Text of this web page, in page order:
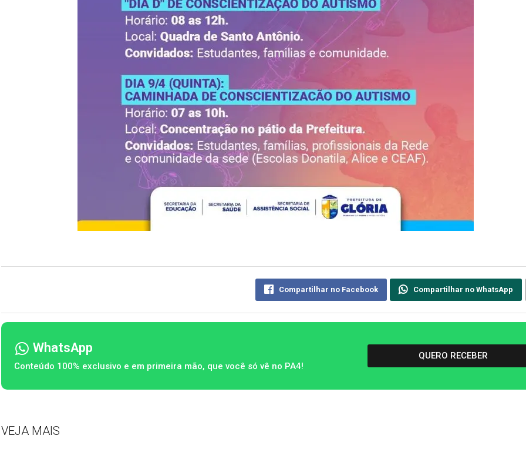
Compartilhar no Facebook Compartilhar no WhatsApp
WhatsApp
Conteúdo 100% exclusivo e em primeira mão, que você só vê no PA4!
QUERO RECEBER
VEJA MAIS